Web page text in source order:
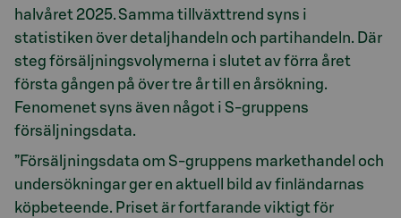
halvåret 2025. Samma tillväxttrend syns i
statistiken över detaljhandeln och partihandeln. Där
steg försäljningsvolymerna i slutet av förra året
första gången på över tre år till en årsökning.
Fenomenet syns även något i S-gruppens
försäljningsdata.
”Försäljningsdata om S-gruppens markethandel och
undersökningar ger en aktuell bild av finländarnas
köpbeteende. Priset är fortfarande viktigt för